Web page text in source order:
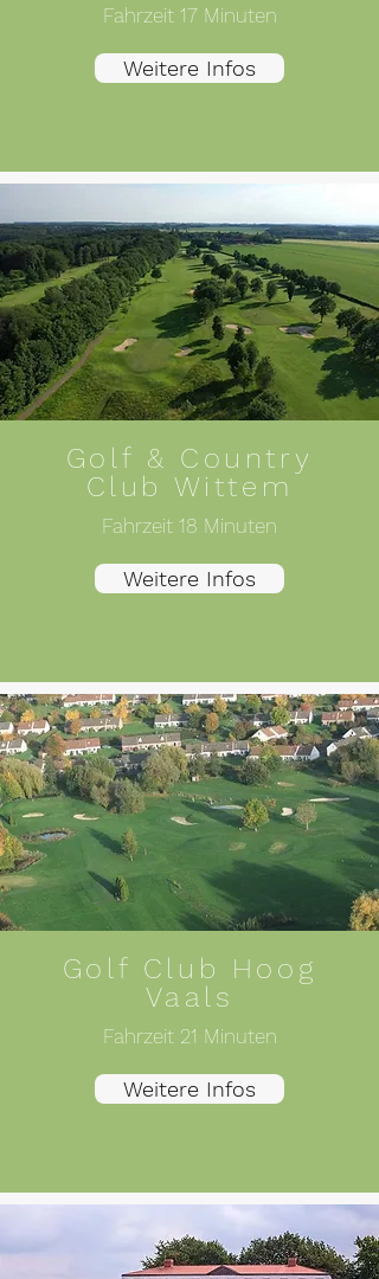
Fahrzeit 17 Minuten
Weitere Infos
Golf & Country
Club Wittem
Fahrzeit 18 Minuten
Weitere Infos
Golf Club Hoog
Vaals
Fahrzeit 21 Minuten
Weitere Infos